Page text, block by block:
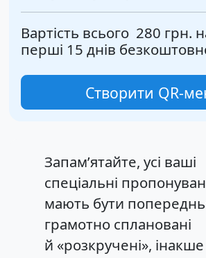
Вартість всього 280 грн.
перші 15 днів
Створити QR-
Запам’ятайте, усі ваші
спеціальні
мають бути
грамотно сплановані
й «розкручені», інакше